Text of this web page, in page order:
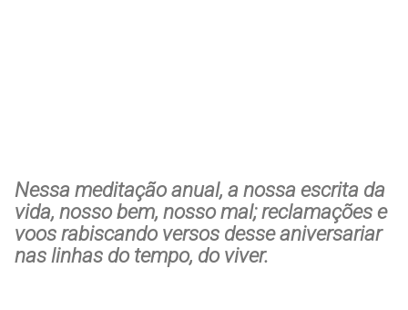
Nessa meditação anual, a nossa escrita da
vida, nosso bem, nosso mal; reclamações e
voos rabiscando versos desse aniversariar
nas linhas do tempo, do viver.